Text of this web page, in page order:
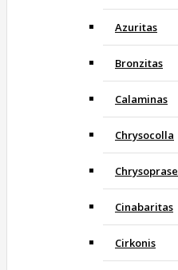
Azuritas
Bronzitas
Calaminas
Chrysocolla
Chrysoprase
Cinabaritas
Cirkonis